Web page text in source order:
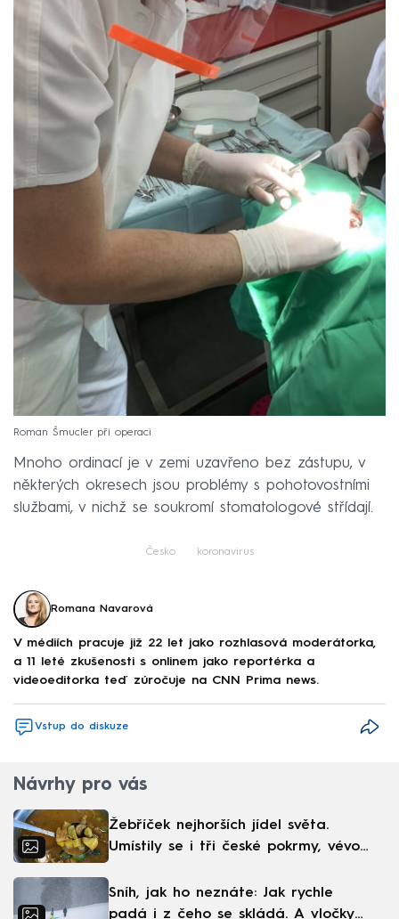
Roman Šmucler při operaci
Mnoho ordinací je v zemi uzavřeno bez zástupu, v
některých okresech jsou problémy s pohotovostními
službami, v nichž se soukromí stomatologové střídají.
Česko koronavirus
Romana Navarová
V médiích pracuje již 22 let jako rozhlasová moderátorka,
a 11 leté zkušenosti s onlinem jako reportérka a
videoeditorka teď zúročuje na CNN Prima news.
Vstup do diskuze
Návrhy pro vás
Žebříček nejhorších jídel světa.
Umístily se i tři české pokrmy, vévodí
Sníh, jak ho neznáte: Jak rychle
padá i z čeho se skládá. A vločky